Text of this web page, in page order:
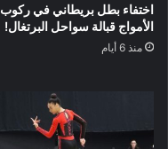
اختفاء بطل بريطاني في ركوب
الأمواج قبالة سواحل البرتغال!
منذ 6 أيام